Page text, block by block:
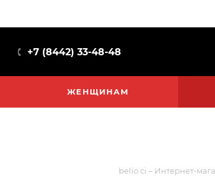
+7 (8442) 33-48-48
ЖЕНЩИНАМ
belio ci – Интернет-